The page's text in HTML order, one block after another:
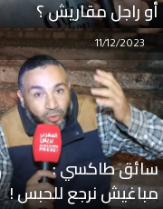
أو راجل مقاريش ؟
سائق طاكسي :
مباغيش نرجع للحبس !
11/12/2023